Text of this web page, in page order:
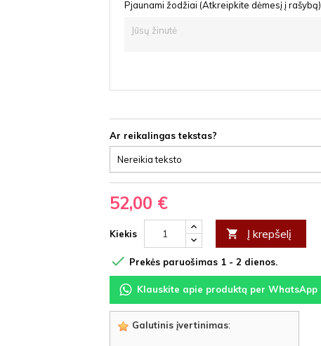
Pjaunami žodžiai (Atkreipkite dėmesį į rašybą)
Ar reikalingas tekstas?
52,00 €
Kiekis  Į krepšelį
 Prekės paruošimas 1 - 2 dienos.
Klauskite apie produktą per WhatsApp
Galutinis įvertinimas: